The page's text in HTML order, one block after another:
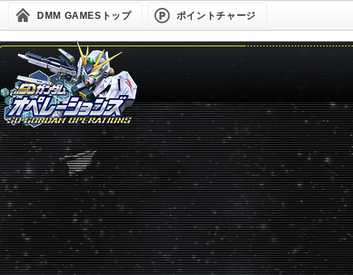
DMM GAMESトップ ポイントチャージ